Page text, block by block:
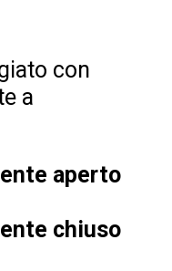
con
a
aperto
chiuso